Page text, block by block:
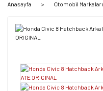
Anasayfa Otomobil Markaları